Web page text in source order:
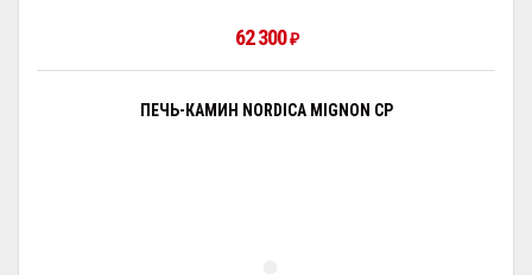
62 300₽
ПЕЧЬ-КАМИН NORDICA MIGNON CP